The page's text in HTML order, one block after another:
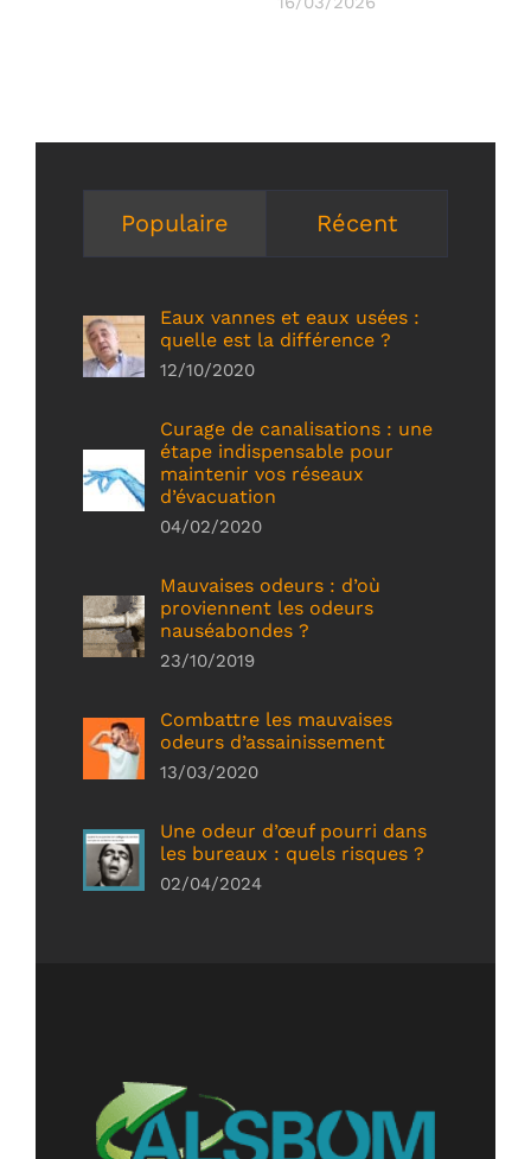
Populaire Récent
Eaux vannes et eaux usées :
quelle est la différence ?
12/10/2020
Curage de canalisations : une
étape indispensable pour
maintenir vos réseaux
d’évacuation
04/02/2020
Mauvaises odeurs : d’où
proviennent les odeurs
nauséabondes ?
23/10/2019
Combattre les mauvaises
odeurs d’assainissement
13/03/2020
Une odeur d’œuf pourri dans
les bureaux : quels risques ?
02/04/2024